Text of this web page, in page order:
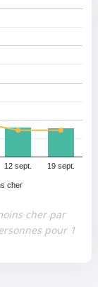
cher
12 sept. 19 sept.
cher par
pour 1